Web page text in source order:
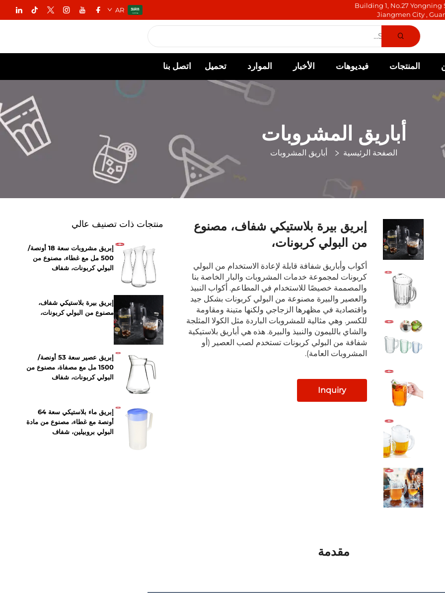
Building 1, No.27
Jiangmen City ,
AR
المنتجات فيديوهات الأخبار الموارد تحميل اتصل بنا
أباريق المشروبات
الصفحة الرئيسية أباريق المشروبات
إبريق بيرة بلاستيكي شفاف، مصنوع
من البولي كربونات،
أكواب وأباريق شفافة قابلة لإعادة الاستخدام من البولي
كربونات لمجموعة خدمات المشروبات والبار الخاصة بنا
والمصممة خصيصًا للاستخدام في المطاعم. أكواب النبيذ
والعصير والبيرة مصنوعة من البولي كربونات بشكل جيد
واقتصادية في مظهرها الزجاجي ولكنها متينة ومقاومة
للكسر. وهي مثالية للمشروبات الباردة مثل الكولا المثلجة
والشاي بالليمون والنبيذ والبيرة. هذه هي أباريق بلاستيكية
شفافة من البولي كربونات تستخدم لصب العصير (أو
المشروبات العامة).
Inquiry
منتجات ذات تصنيف عالي
إبريق مشروبات سعة 18 أونصة/
500 مل مع غطاء، مصنوع من
البولي كربونات، شفاف
إبريق بيرة بلاستيكي شفاف،
مصنوع من البولي كربونات،
إبريق عصير سعة 53 أونصة/
1500 مل مع مصفاة، مصنوع من
البولي كربونات، شفاف
إبريق ماء بلاستيكي سعة 64
أونصة مع غطاء، مصنوع من مادة
البولي بروبيلين، شفاف
مقدمة